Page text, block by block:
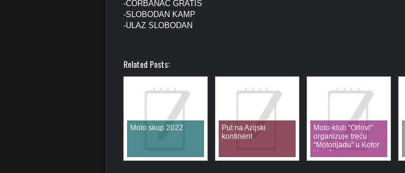
-CORBANAC GRATIS
-SLOBODAN KAMP
-ULAZ SLOBODAN
Related Posts:
Moto skup 2022
Put na Azijski
kontinent
Moto-klub “Orlovi”
organizuje treću
“Motorijadu” u Kotor
Varošu